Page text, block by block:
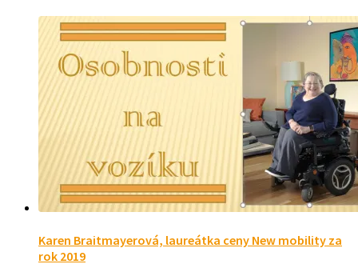
Karen Braitmayerová, laureátka ceny New mobility za
rok 2019